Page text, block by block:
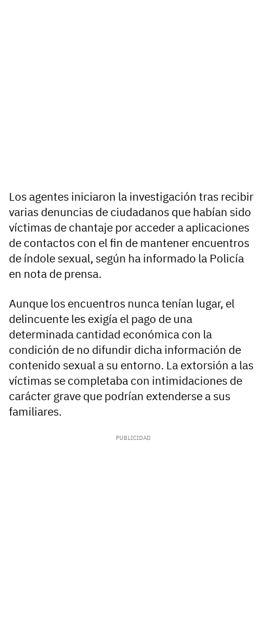
Los agentes iniciaron la investigación tras recibir
varias denuncias de ciudadanos que habían sido
víctimas de chantaje por acceder a aplicaciones
de contactos con el fin de mantener encuentros
de índole sexual, según ha informado la Policía
en nota de prensa.
Aunque los encuentros nunca tenían lugar, el
delincuente les exigía el pago de una
determinada cantidad económica con la
condición de no difundir dicha información de
contenido sexual a su entorno. La extorsión a las
víctimas se completaba con intimidaciones de
carácter grave que podrían extenderse a sus
familiares.